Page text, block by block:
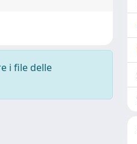
i file delle